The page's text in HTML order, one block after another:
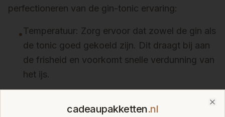
perfectioneren van de gin-tonic ervaring:
•Temperatuur: Zorg ervoor dat zowel de gin als
de tonic goed gekoeld zijn. Dit draagt bij aan
de frisheid en voorkomt snelle verdunning van
het ijs.
IJs: Gebruik voldoende ijsblokjes, bij voorkeur
grote, massieve blokken. Grotere ijsblokken
cadeaupakketten.nl